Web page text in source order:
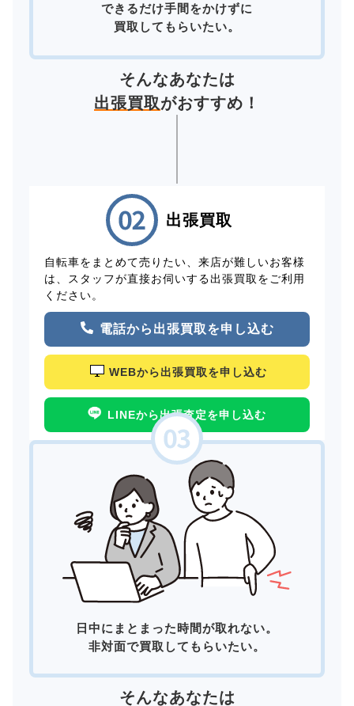
できるだけ手間をかけずに
買取してもらいたい。
そんなあなたは
出張買取がおすすめ！
出張買取
自転車をまとめて売りたい、来店が難しいお客様
は、スタッフが直接お伺いする出張買取をご利用
ください。
電話から出張買取を申し込む
WEBから出張買取を申し込む
LINEから出張査定を申し込む
日中にまとまった時間が取れない。
非対面で買取してもらいたい。
そんなあなたは